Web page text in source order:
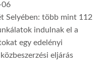
06
Selyében: több mint 112
indulnak el a
egy edelényi
eljárás